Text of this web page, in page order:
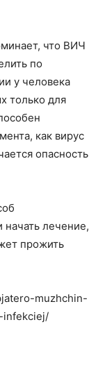
что ВИЧ
по
у человека
только для
как вирус
опасность
начать лечение,
прожить
muzhchin-
infekciej/